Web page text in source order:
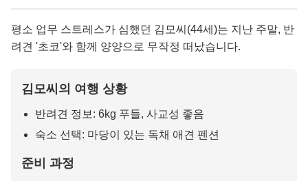
평소 업무 스트레스가 심했던 김모씨(44세)는 지난 주말, 반
려견 '초코'와 함께 양양으로 무작정 떠났습니다.
김모씨의 여행 상황
반려견 정보: 6kg 푸들, 사교성 좋음
숙소 선택: 마당이 있는 독채 애견 펜션
준비 과정